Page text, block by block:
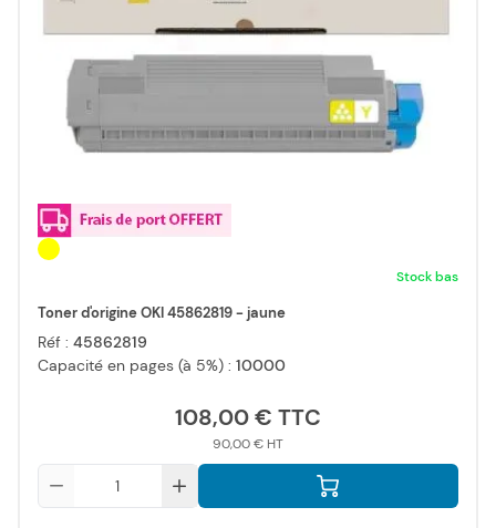
Stock bas
Toner d'origine OKI 45862819 - jaune
Réf : 45862819
Capacité en pages (à 5%) : 10000
108,00 €
90,00 €